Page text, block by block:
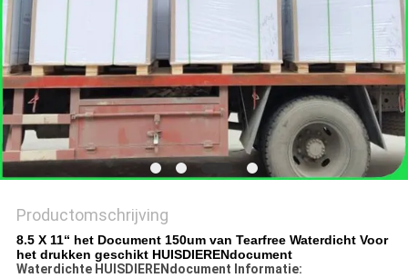
Productomschrijving
8.5 X 11“ het Document 150um van Tearfree Waterdicht Voor
het drukken geschikt HUISDIERENdocument
Waterdichte HUISDIERENdocument Informatie: